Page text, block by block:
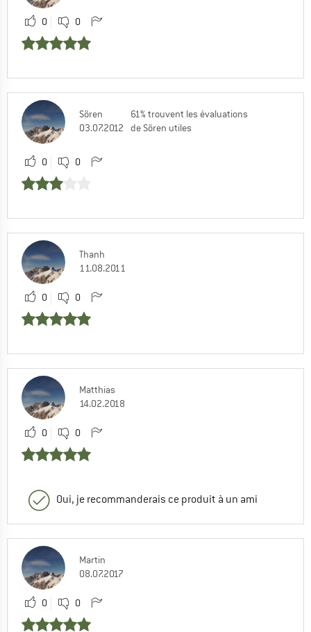
0 0
Sören
03.07.2012
61% trouvent les évaluations
de Sören utiles
0 0
Thanh
11.08.2011
0 0
Matthias
14.02.2018
0 0
Oui, je recommanderais ce produit à un ami
Martin
08.07.2017
0 0